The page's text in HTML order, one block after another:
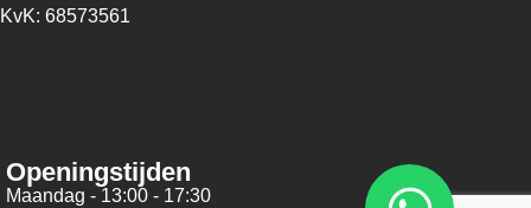
KvK: 68573561
Openingstijden
Maandag - 13:00 - 17:30